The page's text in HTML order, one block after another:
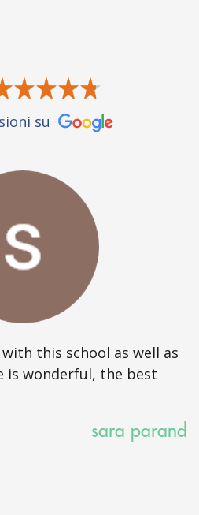
su
this school as well as
is wonderful, the best
sara parand